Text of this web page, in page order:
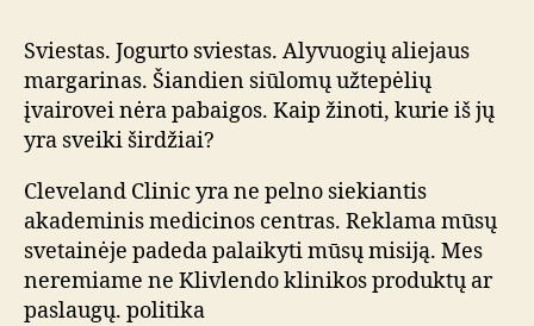
Sviestas. Jogurto sviestas. Alyvuogių aliejaus
margarinas. Šiandien siūlomų užtepėlių
įvairovei nėra pabaigos. Kaip žinoti, kurie iš jų
yra sveiki širdžiai?
Cleveland Clinic yra ne pelno siekiantis
akademinis medicinos centras. Reklama mūsų
svetainėje padeda palaikyti mūsų misiją. Mes
neremiame ne Klivlendo klinikos produktų ar
paslaugų. politika